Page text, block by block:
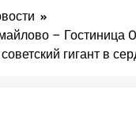
– Гостиница
гигант в